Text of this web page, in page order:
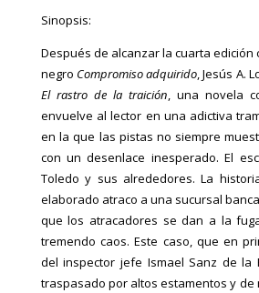
Sinopsis:
Después de alcanzar la cuarta
negro Compromiso adquirido, Jesús A.
El rastro de la traición, una novela
envuelve al lector en una adictiva
en la que las pistas no siempre
con un desenlace inesperado. El
Toledo y sus alrededores. La
elaborado atraco a una sucursal
que los atracadores se dan a la
tremendo caos. Este caso, que en
del inspector jefe Ismael Sanz de la
traspasado por altos estamentos y de